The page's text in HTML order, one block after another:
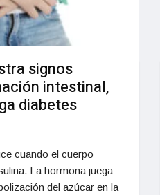
signos
intestinal,
diabetes
cuando el cuerpo
La hormona juega
del azúcar en la